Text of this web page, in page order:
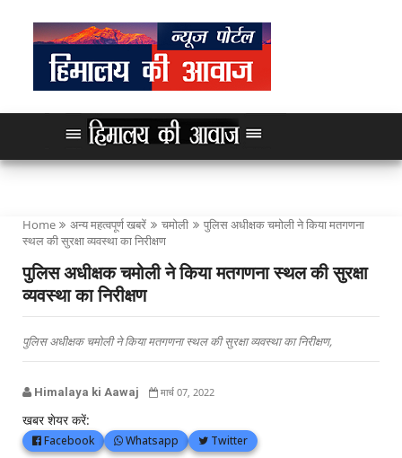
Home अन्य महत्वपूर्ण खबरें चमोली
पुलिस अधीक्षक चमोली ने किया मतगणना
स्थल की सुरक्षा व्यवस्था का निरीक्षण
पुलिस अधीक्षक चमोली ने किया मतगणना स्थल की सुरक्षा
व्यवस्था का निरीक्षण
पुलिस अधीक्षक चमोली ने किया मतगणना स्थल की सुरक्षा व्यवस्था का निरीक्षण,
Himalaya ki Aawaj मार्च 07, 2022
खबर शेयर करें:
Facebook Whatsapp Twitter